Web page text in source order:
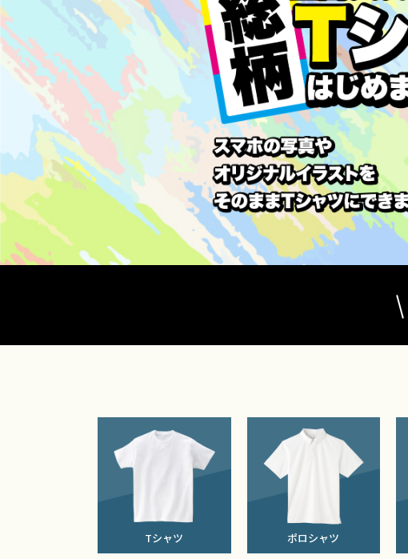
Tシャツ ポロシャツ